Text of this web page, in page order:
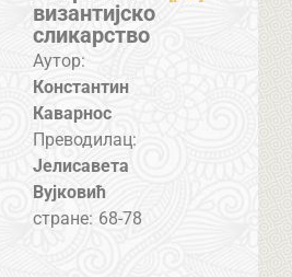
византијско
сликарство
Аутор:
Константин
Каварнос
Преводилац:
Јелисавета
Вујковић
стране: 68-78